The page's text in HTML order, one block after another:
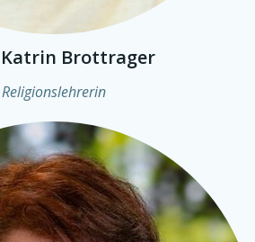
Katrin Brottrager
Religionslehrerin